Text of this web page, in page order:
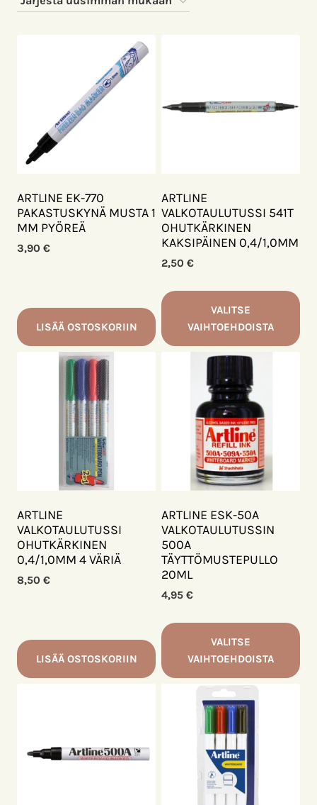
ARTLINE EK-770
PAKASTUSKYNÄ MUSTA 1
MM PYÖREÄ
3,90 €
LISÄÄ OSTOSKORIIN
ARTLINE
VALKOTAULUTUSSI 541T
OHUTKÄRKINEN
KAKSIPÄINEN 0,4/1,0MM
2,50 €
VALITSE
VAIHTOEHDOISTA
useampi
muunnelma.
valinnat
sivulla.
ARTLINE
VALKOTAULUTUSSI
OHUTKÄRKINEN
0,4/1,0MM 4 VÄRIÄ
8,50 €
LISÄÄ OSTOSKORIIN
ARTLINE ESK-50A
VALKOTAULUTUSSIN
500A
TÄYTTÖMUSTEPULLO
20ML
4,95 €
VALITSE
VAIHTOEHDOISTA
tuotteella
useampi
muunnelma.